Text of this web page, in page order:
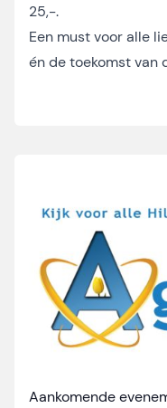
25,-.
Een must voor alle
én de toekomst van
Aankomende